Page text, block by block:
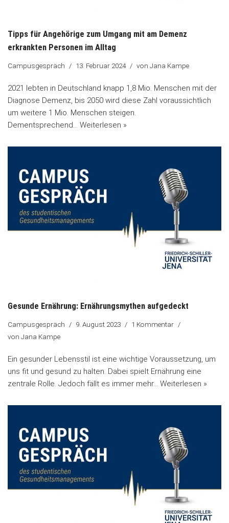
Tipps für Angehörige zum Umgang mit am Demenz
erkrankten Personen im Alltag
Campusgespräch 13. Februar 2024 von Jana Kampe
2021 lebten in Deutschland knapp 1,8 Mio. Menschen mit der
Diagnose Demenz, bis 2050 wird diese Zahl voraussichtlich
um weitere 1 Mio. Menschen steigen.
Dementsprechend… Weiterlesen »
Gesunde Ernährung: Ernährungsmythen aufgedeckt
Campusgespräch 9. August 2023
1 Kommentar
von Jana Kampe
Ein gesunder Lebensstil ist eine wichtige Voraussetzung, um
uns fit und gesund zu halten. Dabei spielt Ernährung eine
zentrale Rolle. Jedoch fällt es immer mehr… Weiterlesen »